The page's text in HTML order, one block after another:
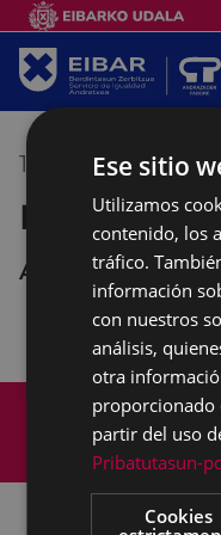
10/01/2019 10:00 -
Reunión
Andretxea
Mapa del
Política de
Ese sitio
Utilizamos
contenido, los
tráfico.
información
con nuestros
análisis,
otra
proporcionado
partir del uso
Pribatutasun-
Cookies